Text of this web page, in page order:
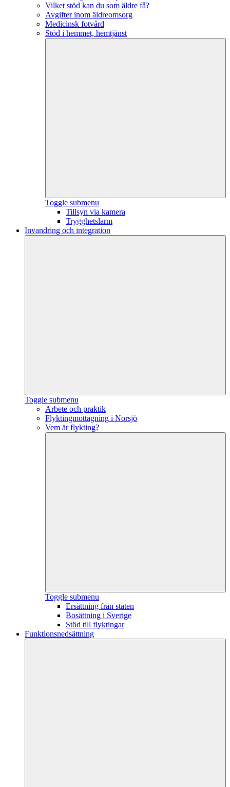
Vilket stöd kan du som äldre få?
Avgifter inom äldreomsorg
Medicinsk fotvård
Stöd i hemmet, hemtjänst
Toggle submenu
Tillsyn via kamera
Trygghetslarm
Invandring och integration
Toggle submenu
Arbete och praktik
Flyktingmottagning i Norsjö
Vem är flykting?
Toggle submenu
Ersättning från staten
Bosättning i Sverige
Stöd till flyktingar
Funktionsnedsättning